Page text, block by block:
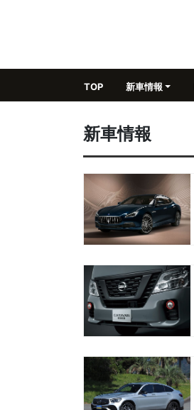
TOP 新車情報
新車情報